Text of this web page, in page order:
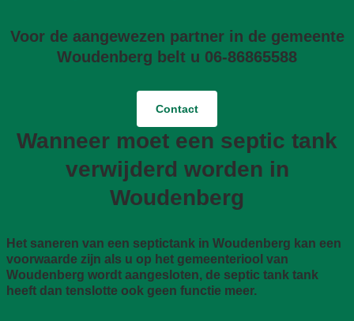
Voor de aangewezen partner in de gemeente
Woudenberg belt u 06-86865588
Contact
Wanneer moet een septic tank
verwijderd worden in
Woudenberg
Het saneren van een septictank in Woudenberg kan een
voorwaarde zijn als u op het gemeenteriool van
Woudenberg wordt aangesloten, de septic tank tank
heeft dan tenslotte ook geen functie meer.